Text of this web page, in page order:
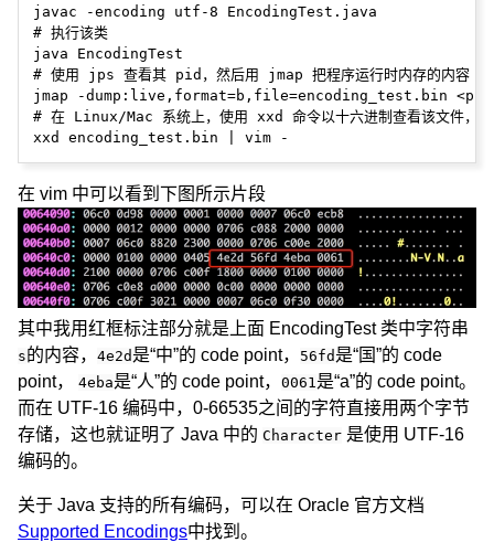
javac -encoding utf-8 EncodingTest.java
# 执行该类
java EncodingTest
# 使用 jps 查看其 pid，然后用 jmap 把程序运行时内存的内容
jmap -dump:live,format=b,file=encoding_test.bin
# 在 Linux/Mac 系统上，使用 xxd 命令以十六进制查看该文件，
在 vim 中可以看到下图所示片段
其中我用红框标注部分就是上面 EncodingTest 类中字符串
s的内容， 4e2d 是“中”的 code point， 56fd 是“国”的 code
point， 4eba是“人”的 code point， 0061是“a”的 code point。
而在 UTF-16 编码中，0-66535之间的字符直接用两个字节
存储，这也就证明了 Java 中的 Character 是使用 UTF-16
编码的。
关于 Java 支持的所有编码，可以在 Oracle 官方文档
Supported Encodings中找到。